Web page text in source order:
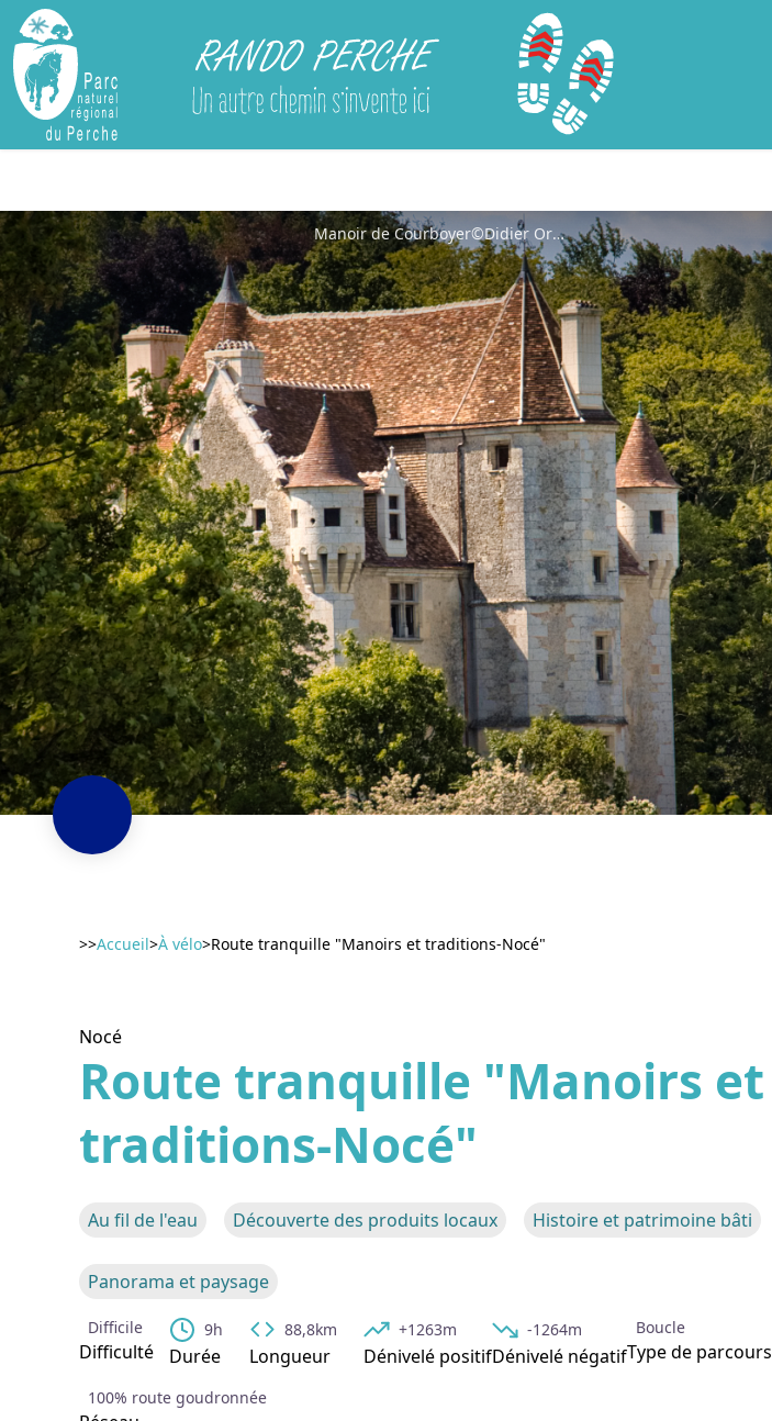
Rando Perche
Manoir de Courboyer©Didier Orsal
Voir l'image en plein écran
>>Accueil>À vélo>Route tranquille "Manoirs et traditions-Nocé"
Nocé
Route tranquille "Manoirs et
traditions-Nocé"
Au fil de l'eau Découverte des produits locaux Histoire et patrimoine bâti
Panorama et paysage
Difficile
Difficulté
9h
Durée
88,8km
Longueur
+1263m
Dénivelé positif
-1264m
Dénivelé négatif
Boucle
Type de parcours
100% route goudronnée